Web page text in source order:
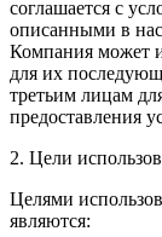
соглашается с
описанными в
Компания может
для их
третьим лицам
предоставления
2. Цели
Целями
являются: